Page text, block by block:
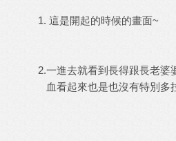
1. 這是開起的時候的畫面~
2.一進去就看到長得跟長老婆
血看起來也是也沒有特別多